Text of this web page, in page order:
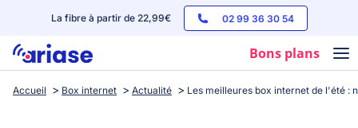
La fibre à partir de 22,99€ 02 99 36 30 54
Bons plans
Box internet
Accueil Box internet Actualité Les meilleures box internet de l'été :